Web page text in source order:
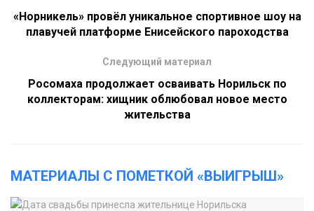
«Норникель» провёл уникальное спортивное шоу на
плавучей платформе Енисейского пароходства
Следующий материал
Росомаха продолжает осваивать Норильск по
коллекторам: хищник облюбовал новое место
жительства
МАТЕРИАЛЫ С ПОМЕТКОЙ «ВЫИГРЫШ»